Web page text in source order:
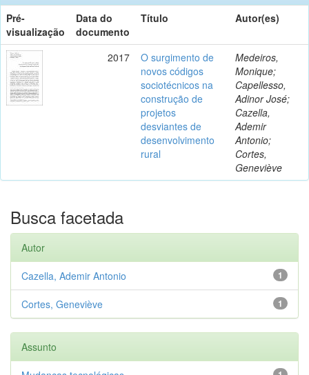
Pré-
visualização
Data do
documento
Título Autor(es)
2017
O surgimento de
novos códigos
sociotécnicos na
construção de
projetos
desviantes de
desenvolvimento
rural
Medeiros,
Monique;
Capellesso,
Adinor José;
Cazella,
Ademir
Antonio;
Cortes,
Geneviève
Busca facetada
Autor
1
Cazella, Ademir Antonio
1
Cortes, Geneviève
Assunto